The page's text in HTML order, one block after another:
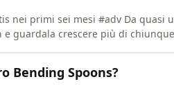
Da quasi un decennio c'era una sola
e guardala crescere più di
Bending Spoons?